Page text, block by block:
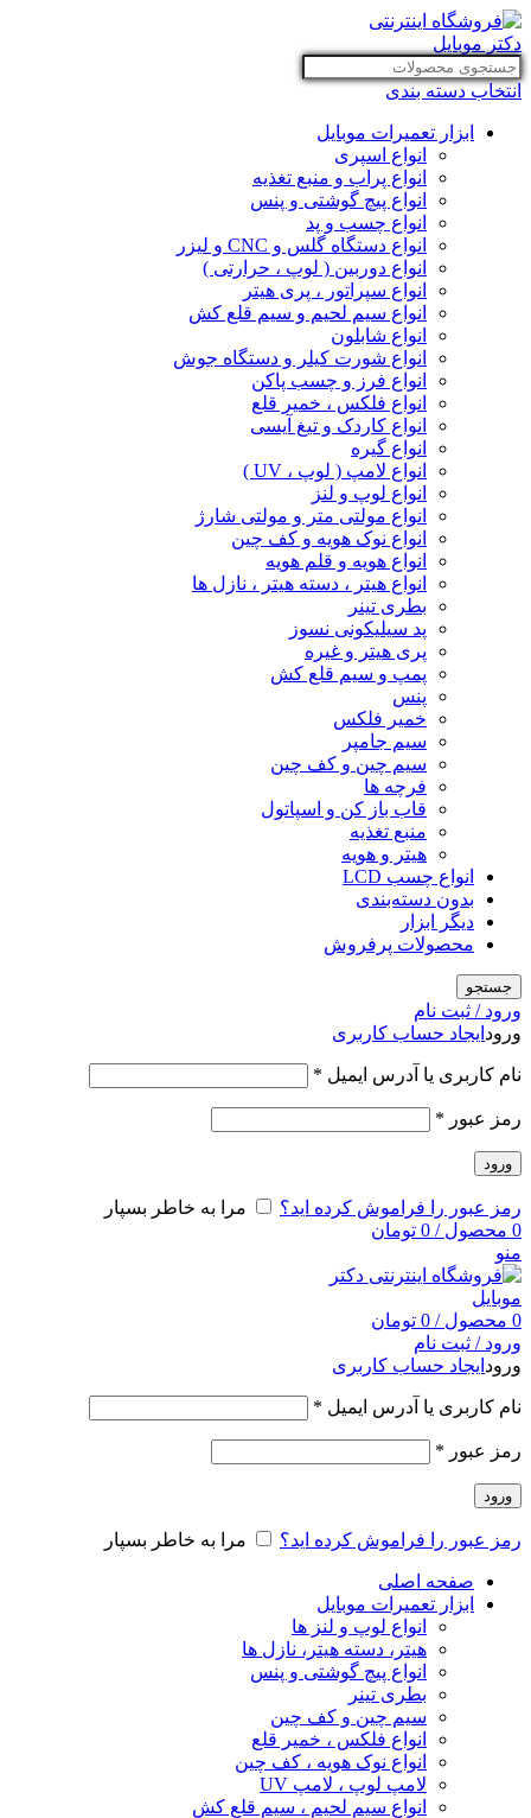
انتخاب دسته بندی
ابزار تعمیرات موبایل
انواع اسپری
انواع پراب و منبع تغذیه
انواع پیچ گوشتی و پنس
انواع چسب و پد
انواع دستگاه گلس و CNC و لیزر
انواع دوربین ( لوپ ، حرارتی )
انواع سپراتور ، پری هیتر
انواع سیم لحیم و سیم قلع کش
انواع شابلون
انواع شورت کیلر و دستگاه جوش
انواع فرز و چسب پاکن
انواع فلکس ، خمیر قلع
انواع کاردک و تیغ آیسی
انواع گیره
انواع لامپ ( لوپ ، UV )
انواع لوپ و لنز
انواع مولتی متر و مولتی شارژ
انواع نوک هویه و کف چین
انواع هویه و قلم هویه
انواع هیتر ، دسته هیتر ، نازل ها
بطری تینر
پد سیلیکونی نسوز
پری هیتر و غیره
پمپ و سیم قلع کش
پنس
خمیر فلکس
سیم جامپر
سیم چین و کف چین
فرچه ها
قاب باز کن و اسپاتول
منبع تغذیه
هیتر و هویه
انواع چسب LCD
بدون دسته‌بندی
دیگر ابزار
محصولات پرفروش
جستجو
ورود / ثبت نام
ورود ایجاد حساب کاربری
نام کاربری یا آدرس ایمیل *
رمز عبور *
ورود
رمز عبور را فراموش کرده اید؟
مرا به خاطر بسپار
0 محصول /
0 تومان
منو
0 محصول /
0 تومان
ورود / ثبت نام
ورود ایجاد حساب کاربری
نام کاربری یا آدرس ایمیل *
رمز عبور *
ورود
رمز عبور را فراموش کرده اید؟ مرا به خاطر بسپار
صفحه اصلی
ابزار تعمیرات موبایل
انواع لوپ و لنز ها
هیتر، دسته هیتر، نازل ها
انواع پیچ‌ گوشتی و پنس
بطری تینر
سیم چین و کف چین
انواع فلکس ، خمیر قلع
انواع نوک هویه ، کف چین
لامپ لوپ ، لامپ UV
انواع سیم لحیم ، سیم قلع کش